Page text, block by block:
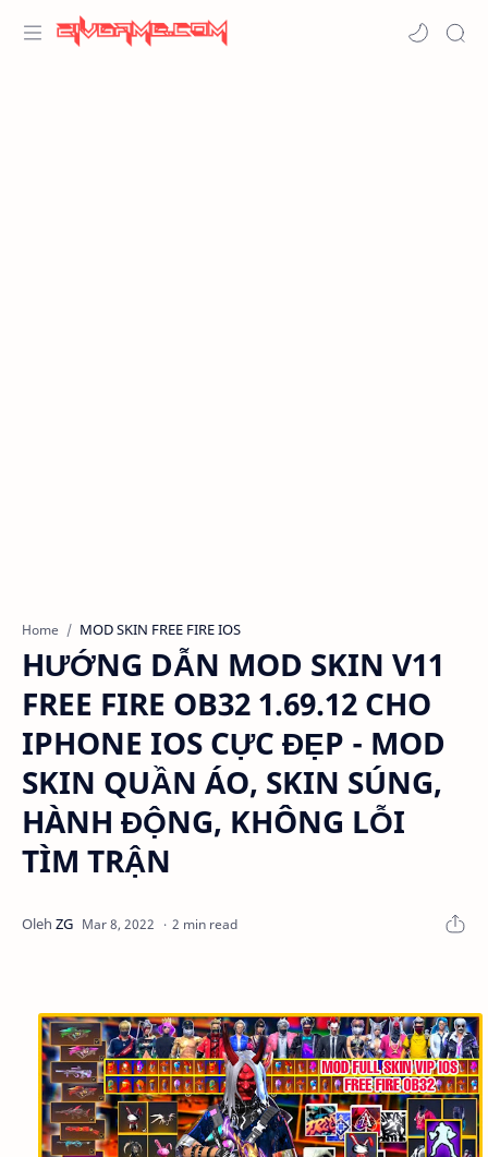
Home MOD SKIN FREE FIRE IOS
HƯỚNG DẪN MOD SKIN V11
FREE FIRE OB32 1.69.12 CHO
IPHONE IOS CỰC ĐẸP - MOD
SKIN QUẦN ÁO, SKIN SÚNG,
HÀNH ĐỘNG, KHÔNG LỖI
TÌM TRẬN
2 min read